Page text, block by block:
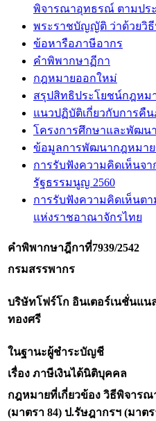
พิจารณาอุทธรณ์ ตามปร
พระราชบัญญัติ ว่าด้วยวิ
ข้อหารือภาษีอากร
คำพิพากษาฏีกา
กฎหมายออกใหม่
สรุปสิทธิประโยชน์กฎหม
แนวปฏิบัติเกี่ยวกับการคื
โครงการศึกษาและพัฒน
ข้อมูลการพัฒนากฎหมาย
การรับฟังความคิดเห็นจ
รัฐธรรมนูญ 2560
การรับฟังความคิดเห็นต
แห่งราชอาณาจักรไทย
คำพิพากษาฎีกาที่7939/2542
กรมสรรพากร
บริษัทโฟร์โก อินเตอร์เนชั่นแน
ทองศรี
ในฐานะผู้ชำระบัญชี
เรื่อง ภาษีเงินได้นิติบุคคล
กฎหมายที่เกี่ยวข้อง วิธีพิจารณ
(มาตรา 84) ป.รัษฎากรฯ (มาตร